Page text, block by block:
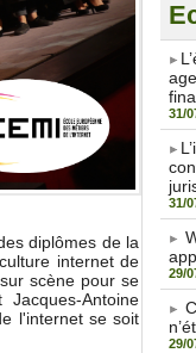
diplômes de la
internet de
scène pour se
Antoine
l'internet se soit
31/
31/
29/
29/